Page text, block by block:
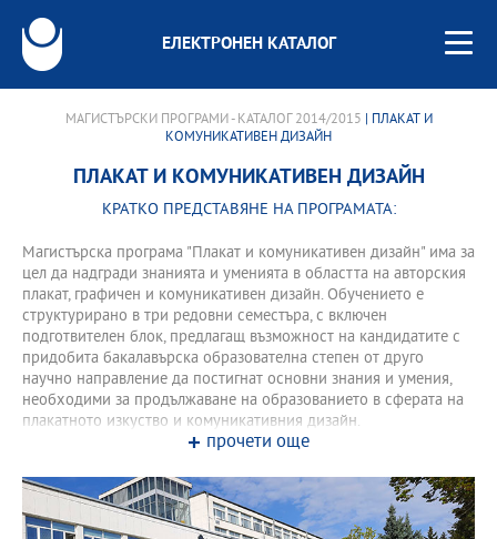
ЕЛЕКТРОНЕН КАТАЛОГ
МАГИСТЪРСКИ ПРОГРАМИ - КАТАЛОГ 2014/2015 | ПЛАКАТ И
КОМУНИКАТИВЕН ДИЗАЙН
ПЛАКАТ И КОМУНИКАТИВЕН ДИЗАЙН
КРАТКО ПРЕДСТАВЯНЕ НА ПРОГРАМАТА:
Магистърска програма "Плакат и комуникативен дизайн" има за
цел да надгради знанията и уменията в областта на авторския
плакат, графичен и комуникативен дизайн. Обучението е
структурирано в три редовни семестъра, с включен
подготвителен блок, предлагащ възможност на кандидатите с
придобита бакалавърска образователна степен от друго
научно направление да постигнат основни знания и умения,
необходими за продължаване на образованието в сферата на
плакатното изкуство и комуникативния дизайн.
Програмата дава широк профил от знания и ориентири за
съвременните тенденции в плакатното изкуство и
комуникативния дизайн.
През трите семестъра на обучение в програмата се разглежда
прочети още